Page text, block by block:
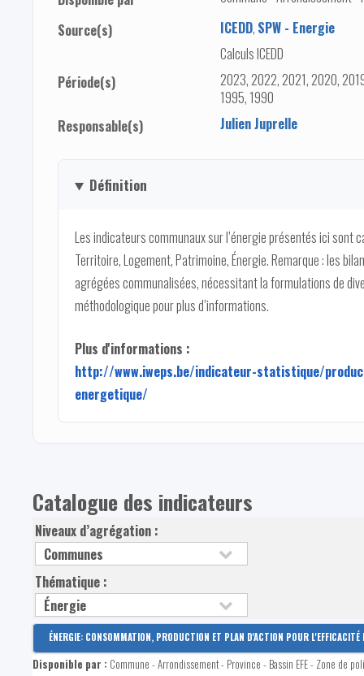
Source(s)
ICEDD, SPW - Energie
Calculs ICEDD
Période(s)
2023, 2022, 2021, 2020,
1995, 1990
Responsable(s)
Julien Juprelle
Définition
Les indicateurs communaux sur l’énergie présentés ici sont
Territoire, Logement, Patrimoine, Énergie. Remarque : les
agrégées communalisées, nécessitant la formulations de
méthodologique pour plus d’informations.
Plus d'informations :
http://www.iweps.be/indicateur-statistique/
energetique/
Catalogue des indicateurs
Niveaux d’agrégation :
Thématique :
ÉNERGIE: CONSOMMATION, PRODUCTION ET PLAN D'ACTION POUR L'EFFICACITÉ
Disponible par : Commune - Arrondissement - Province - Bassin EFE - Zone de